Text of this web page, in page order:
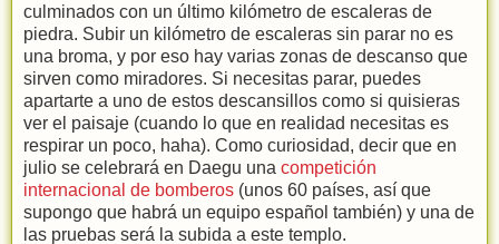
culminados con un último kilómetro de escaleras de
piedra. Subir un kilómetro de escaleras sin parar no es
una broma, y por eso hay varias zonas de descanso que
sirven como miradores. Si necesitas parar, puedes
apartarte a uno de estos descansillos como si quisieras
ver el paisaje (cuando lo que en realidad necesitas es
respirar un poco, haha). Como curiosidad, decir que en
julio se celebrará en Daegu una competición
internacional de bomberos (unos 60 países, así que
supongo que habrá un equipo español también) y una de
las pruebas será la subida a este templo.